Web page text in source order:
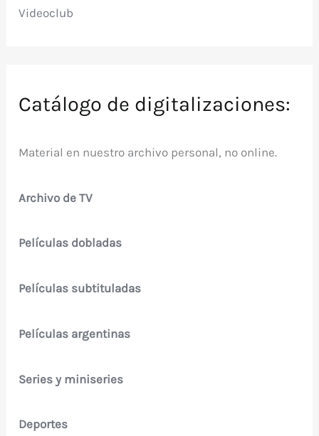
Videoclub
Catálogo de digitalizaciones:
Material en nuestro archivo personal, no online.
Archivo de TV
Películas dobladas
Películas subtituladas
Películas argentinas
Series y miniseries
Deportes